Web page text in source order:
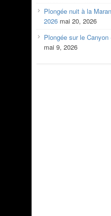
Plongée nuit à la
2026 mai 20, 2026
Plongée sur le
mai 9, 2026